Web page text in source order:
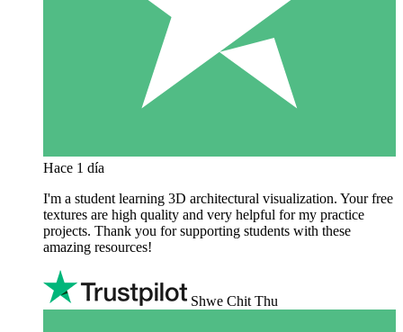
Hace 1 día
I'm a student learning 3D architectural visualization. Your free
textures are high quality and very helpful for my practice
projects. Thank you for supporting students with these
amazing resources!
Shwe Chit Thu